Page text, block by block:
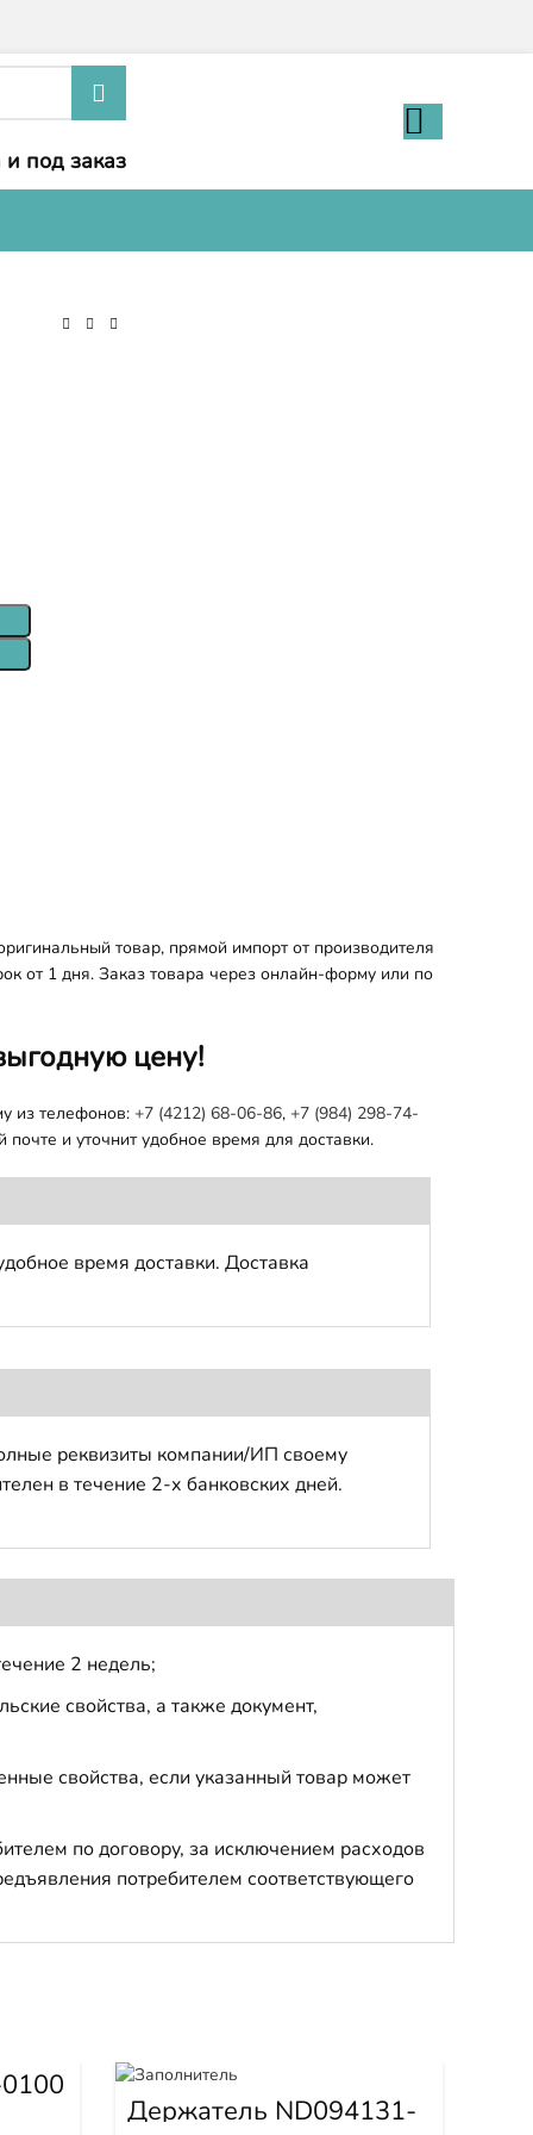
под заказ
товар, прямой импорт от производителя
от 1 дня. Заказ товара через онлайн-форму или по
цену!
из телефонов: +7 (4212) 68-06-86, +7 (984) 298-74-
и уточнит удобное время для доставки.
время доставки. Доставка
реквизиты компании/ИП своему
в течение 2-х банковских дней.
2 недель;
свойства, а также документ,
свойства, если указанный товар может
по договору, за исключением расходов
потребителем соответствующего
Держатель ND094131-